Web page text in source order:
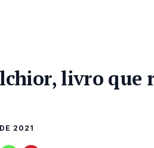
livro que
2021